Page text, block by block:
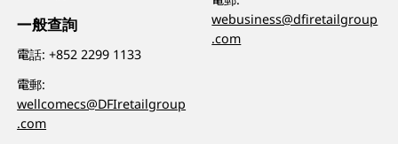
一般查詢
電話:+852 2299 1133
電郵:
wellcomecs@DFIretailgroup
.com
webusiness@dfiretailgroup
.com